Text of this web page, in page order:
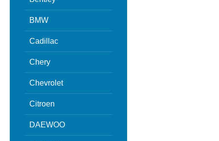
BMW
Cadillac
Chery
Chevrolet
Citroen
DAEWOO